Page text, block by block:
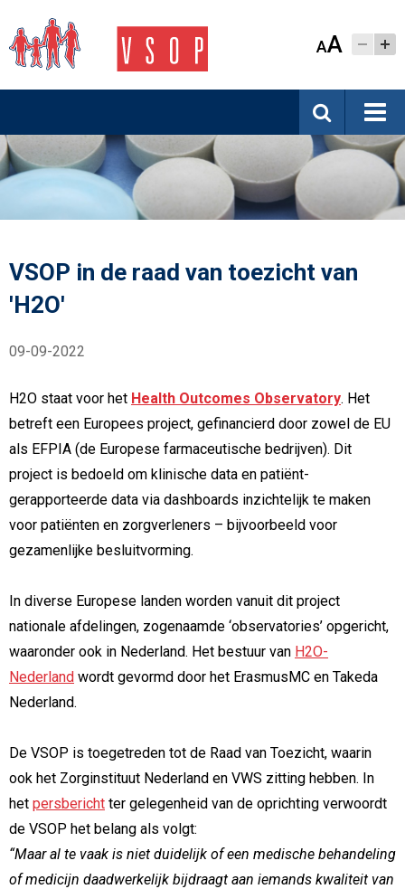
AA
VSOP in de raad van toezicht van
'H2O'
09-09-2022
H2O staat voor het Health Outcomes Observatory. Het
betreft een Europees project, gefinancierd door zowel de EU
als EFPIA (de Europese farmaceutische bedrijven). Dit
project is bedoeld om klinische data en patiënt-
gerapporteerde data via dashboards inzichtelijk te maken
voor patiënten en zorgverleners – bijvoorbeeld voor
gezamenlijke besluitvorming.
In diverse Europese landen worden vanuit dit project
nationale afdelingen, zogenaamde ‘observatories’ opgericht,
waaronder ook in Nederland. Het bestuur van H2O-
Nederland wordt gevormd door het ErasmusMC en Takeda
Nederland.
De VSOP is toegetreden tot de Raad van Toezicht, waarin
ook het Zorginstituut Nederland en VWS zitting hebben. In
het persbericht ter gelegenheid van de oprichting verwoordt
de VSOP het belang als volgt:
“Maar al te vaak is niet duidelijk of een medische behandeling
of medicijn daadwerkelijk bijdraagt aan iemands kwaliteit van